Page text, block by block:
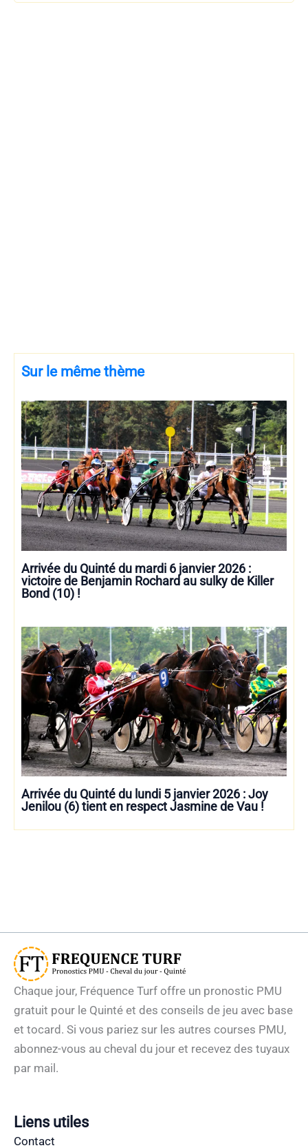
Sur le même thème
Arrivée du Quinté du mardi 6 janvier 2026 :
victoire de Benjamin Rochard au sulky de Killer
Bond (10) !
Arrivée du Quinté du lundi 5 janvier 2026 : Joy
Jenilou (6) tient en respect Jasmine de Vau !
Chaque jour, Fréquence Turf offre un pronostic PMU
gratuit pour le Quinté et des conseils de jeu avec base
et tocard. Si vous pariez sur les autres courses PMU,
abonnez-vous au cheval du jour et recevez des tuyaux
par mail.
Liens utiles
Contact